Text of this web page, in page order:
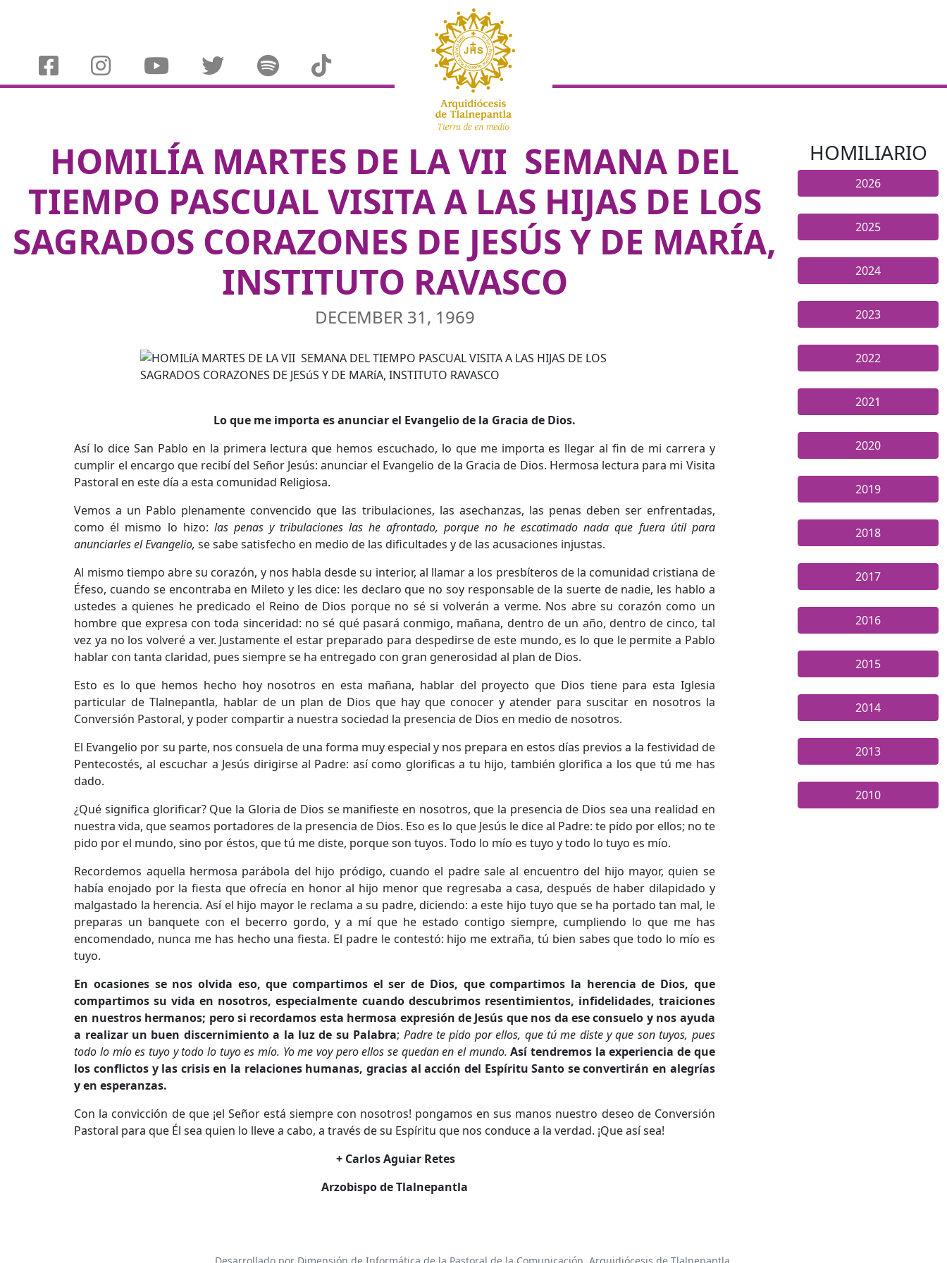
HOMILÍA MARTES DE LA VII SEMANA DEL
TIEMPO PASCUAL VISITA A LAS HIJAS DE LOS
SAGRADOS CORAZONES DE JESÚS Y DE MARÍA,
INSTITUTO RAVASCO
DECEMBER 31, 1969
Lo que me importa es anunciar el Evangelio de la Gracia de Dios.
Así lo dice San Pablo en la primera lectura que hemos escuchado, lo que me importa es llegar al fin de mi carrera y
cumplir el encargo que recibí del Señor Jesús: anunciar el Evangelio de la Gracia de Dios. Hermosa lectura para mi Visita
Pastoral en este día a esta comunidad Religiosa.
Vemos a un Pablo plenamente convencido que las tribulaciones, las asechanzas, las penas deben ser enfrentadas,
como él mismo lo hizo: las penas y tribulaciones las he afrontado, porque no he escatimado nada que fuera útil para
anunciarles el Evangelio, se sabe satisfecho en medio de las dificultades y de las acusaciones injustas.
Al mismo tiempo abre su corazón, y nos habla desde su interior, al llamar a los presbíteros de la comunidad cristiana de
Éfeso, cuando se encontraba en Mileto y les dice: les declaro que no soy responsable de la suerte de nadie, les hablo a
ustedes a quienes he predicado el Reino de Dios porque no sé si volverán a verme. Nos abre su corazón como un
hombre que expresa con toda sinceridad: no sé qué pasará conmigo, mañana, dentro de un año, dentro de cinco, tal
vez ya no los volveré a ver. Justamente el estar preparado para despedirse de este mundo, es lo que le permite a Pablo
hablar con tanta claridad, pues siempre se ha entregado con gran generosidad al plan de Dios.
Esto es lo que hemos hecho hoy nosotros en esta mañana, hablar del proyecto que Dios tiene para esta Iglesia
particular de Tlalnepantla, hablar de un plan de Dios que hay que conocer y atender para suscitar en nosotros la
Conversión Pastoral, y poder compartir a nuestra sociedad la presencia de Dios en medio de nosotros.
El Evangelio por su parte, nos consuela de una forma muy especial y nos prepara en estos días previos a la festividad de
Pentecostés, al escuchar a Jesús dirigirse al Padre: así como glorificas a tu hijo, también glorifica a los que tú me has
dado.
¿Qué significa glorificar? Que la Gloria de Dios se manifieste en nosotros, que la presencia de Dios sea una realidad en
nuestra vida, que seamos portadores de la presencia de Dios. Eso es lo que Jesús le dice al Padre: te pido por ellos; no te
pido por el mundo, sino por éstos, que tú me diste, porque son tuyos. Todo lo mío es tuyo y todo lo tuyo es mío.
Recordemos aquella hermosa parábola del hijo pródigo, cuando el padre sale al encuentro del hijo mayor, quien se
había enojado por la fiesta que ofrecía en honor al hijo menor que regresaba a casa, después de haber dilapidado y
malgastado la herencia. Así el hijo mayor le reclama a su padre, diciendo: a este hijo tuyo que se ha portado tan mal, le
preparas un banquete con el becerro gordo, y a mí que he estado contigo siempre, cumpliendo lo que me has
encomendado, nunca me has hecho una fiesta. El padre le contestó: hijo me extraña, tú bien sabes que todo lo mío es
tuyo.
En ocasiones se nos olvida eso, que compartimos el ser de Dios, que compartimos la herencia de Dios, que
compartimos su vida en nosotros, especialmente cuando descubrimos resentimientos, infidelidades, traiciones
en nuestros hermanos; pero si recordamos esta hermosa expresión de Jesús que nos da ese consuelo y nos ayuda
a realizar un buen discernimiento a la luz de su Palabra; Padre te pido por ellos, que tú me diste y que son tuyos, pues
todo lo mío es tuyo y todo lo tuyo es mío. Yo me voy pero ellos se quedan en el mundo. Así tendremos la experiencia de que
los conflictos y las crisis en la relaciones humanas, gracias al acción del Espíritu Santo se convertirán en alegrías
y en esperanzas.
Con la convicción de que ¡el Señor está siempre con nosotros! pongamos en sus manos nuestro deseo de Conversión
Pastoral para que Él sea quien lo lleve a cabo, a través de su Espíritu que nos conduce a la verdad. ¡Que así sea!
+ Carlos Aguiar Retes
Arzobispo de Tlalnepantla
HOMILIARIO
2026
2025
2024
2023
2022
2021
2020
2019
2018
2017
2016
2015
2014
2013
2010
Desarrollado por Dimensión de Informática de la Pastoral de la Comunicación, Arquidiócesis de Tlalnepantla.